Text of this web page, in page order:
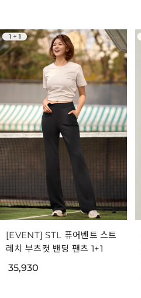
[EVENT] STL 퓨어벤트 스트
레치 부츠컷 밴딩 팬츠 1+1
35,930